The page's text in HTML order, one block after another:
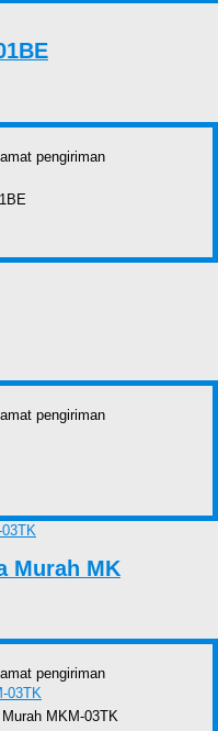
pengiriman
pengiriman
Murah MK
pengiriman
MKM-03TK